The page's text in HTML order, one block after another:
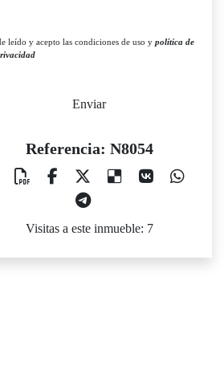
leído y acepto las condiciones de uso y política de
Enviar
Referencia: N8054
Visitas a este inmueble: 7